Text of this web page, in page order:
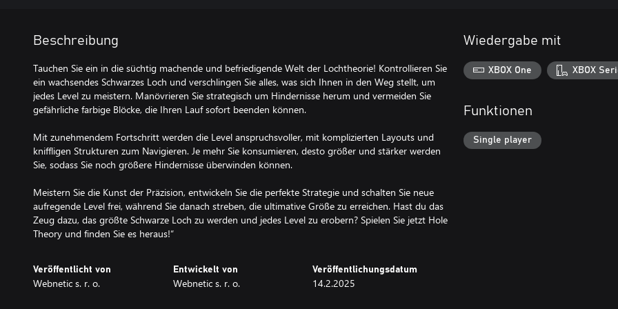
Beschreibung
Tauchen Sie ein in die süchtig machende und befriedigende Welt der Lochtheorie! Kontrollieren Sie
ein wachsendes Schwarzes Loch und verschlingen Sie alles, was sich Ihnen in den Weg stellt, um
jedes Level zu meistern. Manövrieren Sie strategisch um Hindernisse herum und vermeiden Sie
gefährliche farbige Blöcke, die Ihren Lauf sofort beenden können.
Mit zunehmendem Fortschritt werden die Level anspruchsvoller, mit komplizierten Layouts und
kniffligen Strukturen zum Navigieren. Je mehr Sie konsumieren, desto größer und stärker werden
Sie, sodass Sie noch größere Hindernisse überwinden können.
Meistern Sie die Kunst der Präzision, entwickeln Sie die perfekte Strategie und schalten Sie neue
aufregende Level frei, während Sie danach streben, die ultimative Größe zu erreichen. Hast du das
Zeug dazu, das größte Schwarze Loch zu werden und jedes Level zu erobern? Spielen Sie jetzt Hole
Veröffentlicht von
Webnetic s. r. o.
Entwickelt von
Webnetic s. r. o.
Veröffentlichungsdatum
14.2.2025
Wiedergabe mit
XBOX One XBOX
Funktionen
Single player